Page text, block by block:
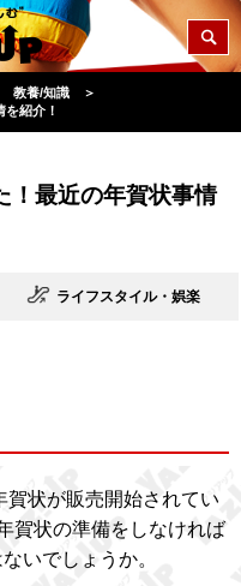
教養/知識
＞
紹介！
！最近の年賀状事情
ライフスタイル・娯楽
状が販売開始されてい
賀状の準備をしなければ
いでしょうか。